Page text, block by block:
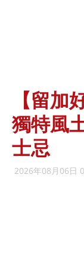
【留加
獨特風
士忌
2026年08月06日